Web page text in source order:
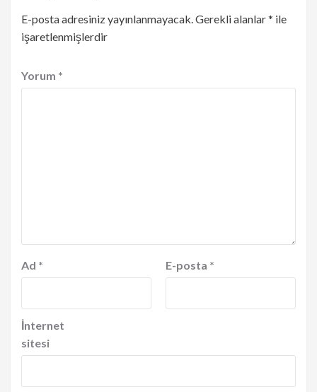
E-posta adresiniz yayınlanmayacak. Gerekli alanlar* ile
işaretlenmişlerdir
Yorum *
Ad * E-posta *
İnternet
sitesi